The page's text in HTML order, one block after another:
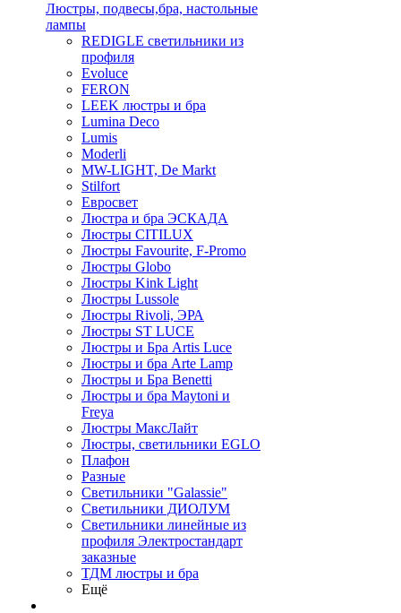
Люстры, подвесы,бра, настольные
лампы
REDIGLE светильники из
профиля
Evoluce
FERON
LEEK люстры и бра
Lumina Deco
Lumis
Moderli
MW-LIGHT, De Markt
Stilfort
Евросвет
Люстра и бра ЭСКАДА
Люстры CITILUX
Люстры Favourite, F-Promo
Люстры Globo
Люстры Kink Light
Люстры Lussole
Люстры Rivoli, ЭРА
Люстры ST LUCE
Люстры и Бра Artis Luce
Люстры и бра Arte Lamp
Люстры и Бра Benetti
Люстры и бра Maytoni и
Freya
Люстры МаксЛайт
Люстры, светильники EGLO
Плафон
Разные
Светильники "Galassie"
Светильники ДИОЛУМ
Светильники линейные из
профиля Электростандарт
заказные
ТДМ люстры и бра
Ещё